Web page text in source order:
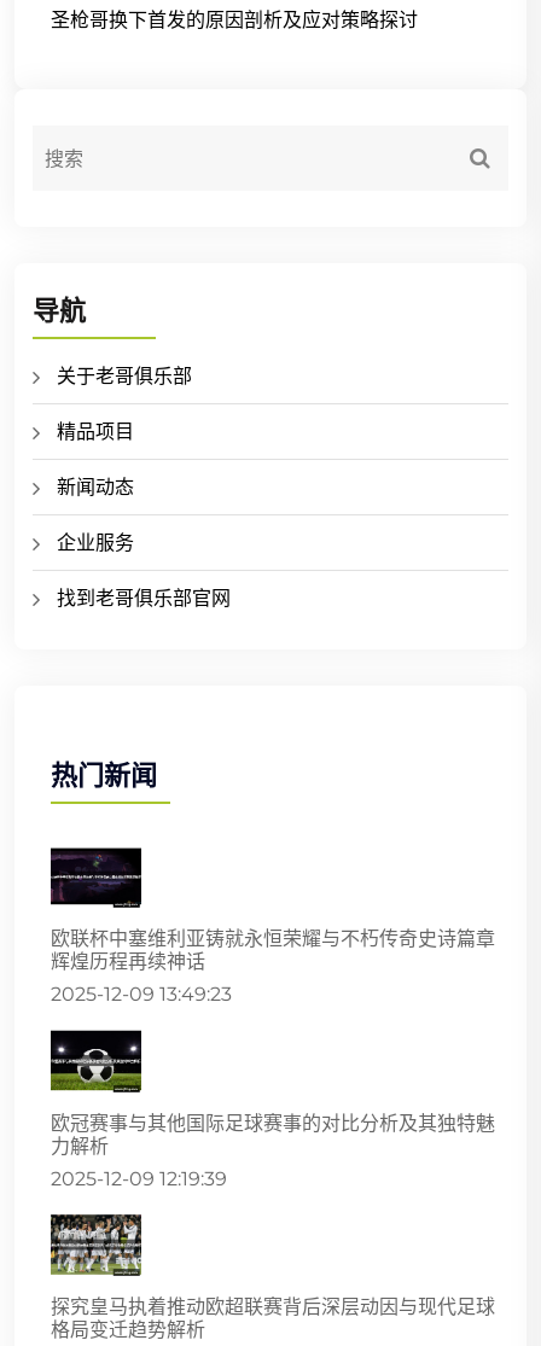
圣枪哥换下首发的原因剖析及应对策略探讨
导航
关于老哥俱乐部
精品项目
新闻动态
企业服务
找到老哥俱乐部官网
热门新闻
欧联杯中塞维利亚铸就永恒荣耀与不朽传奇史诗篇章
辉煌历程再续神话
2025-12-09 13:49:23
欧冠赛事与其他国际足球赛事的对比分析及其独特魅
力解析
2025-12-09 12:19:39
探究皇马执着推动欧超联赛背后深层动因与现代足球
格局变迁趋势解析